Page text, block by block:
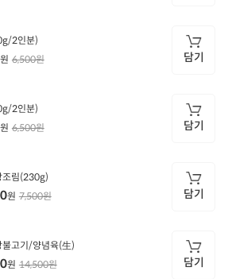
2인분)
6,500원
원 담기
2인분)
6,500원
원 담기
조림(230g)
7,500원
원 담기
추장불고기/양념육(生)
14,500원
원 담기